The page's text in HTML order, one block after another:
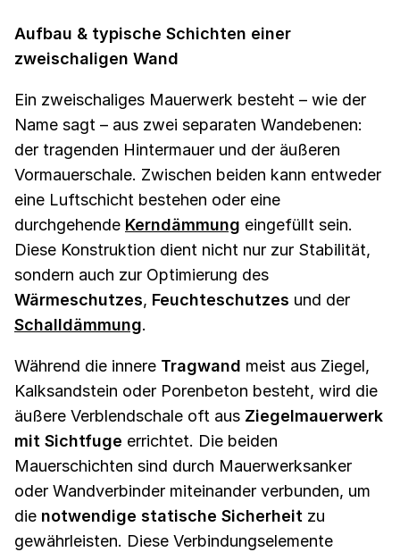
Aufbau & typische Schichten einer
zweischaligen Wand
Ein zweischaliges Mauerwerk besteht – wie der
Name sagt – aus zwei separaten Wandebenen:
der tragenden Hintermauer und der äußeren
Vormauerschale. Zwischen beiden kann entweder
eine Luftschicht bestehen oder eine
durchgehende Kerndämmung eingefüllt sein.
Diese Konstruktion dient nicht nur zur Stabilität,
sondern auch zur Optimierung des
Wärmeschutzes, Feuchteschutzes und der
Schalldämmung.
Während die innere Tragwand meist aus Ziegel,
Kalksandstein oder Porenbeton besteht, wird die
äußere Verblendschale oft aus Ziegelmauerwerk
mit Sichtfuge errichtet. Die beiden
Mauerschichten sind durch Mauerwerksanker
oder Wandverbinder miteinander verbunden, um
die notwendige statische Sicherheit zu
gewährleisten. Diese Verbindungselemente